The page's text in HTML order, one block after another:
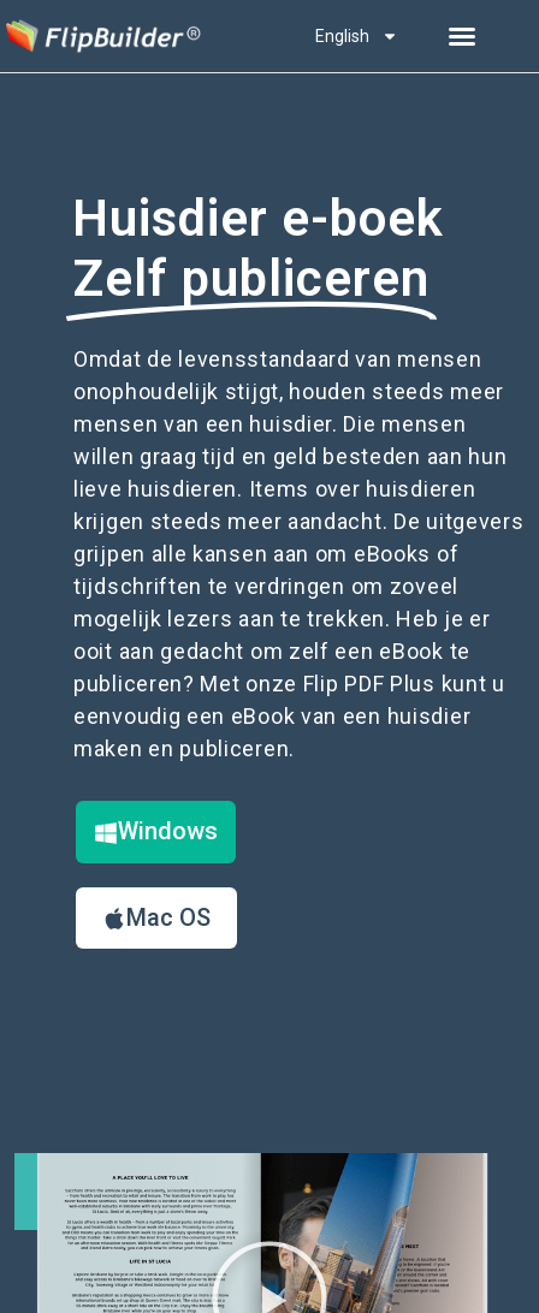
English
Huisdier e-boek
Zelf publiceren
Omdat de levensstandaard van mensen
onophoudelijk stijgt, houden steeds meer
mensen van een huisdier. Die mensen
willen graag tijd en geld besteden aan hun
lieve huisdieren. Items over huisdieren
krijgen steeds meer aandacht. De uitgevers
grijpen alle kansen aan om eBooks of
tijdschriften te verdringen om zoveel
mogelijk lezers aan te trekken. Heb je er
ooit aan gedacht om zelf een eBook te
publiceren? Met onze Flip PDF Plus kunt u
eenvoudig een eBook van een huisdier
maken en publiceren.
Windows
Mac OS